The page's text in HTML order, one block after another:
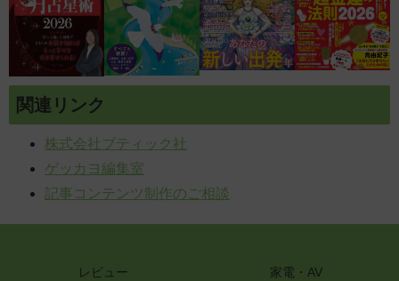
関連リンク
株式会社ブティック社
ゲッカヨ編集室
記事コンテンツ制作のご相談
レビュー
家電・AV